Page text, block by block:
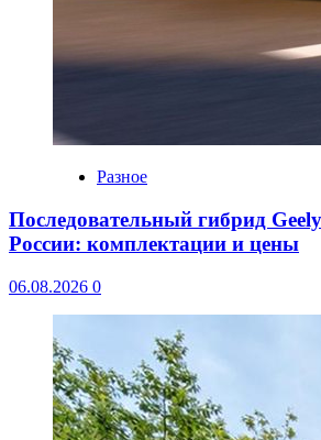
Разное
Последовательный гибрид
России: комплектации и цены
06.08.2026 0